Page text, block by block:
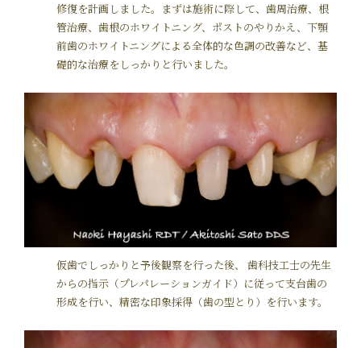
修復を計画しました。まずは施術に際して、歯周治療、根
管治療、歯根のホワイトニング、ポストのやりかえ、下顎
前歯のホワイトニングによる全体的な色調の改善など、基
礎的な治療をしっかりと行いました。
仮歯でしっかりと予後観察を行った後、 歯科技工士の先生
からの指示（プレパレーションガイド）に従って支台歯の
形成を行い、精密な印象採得（歯の型とり）を行います。